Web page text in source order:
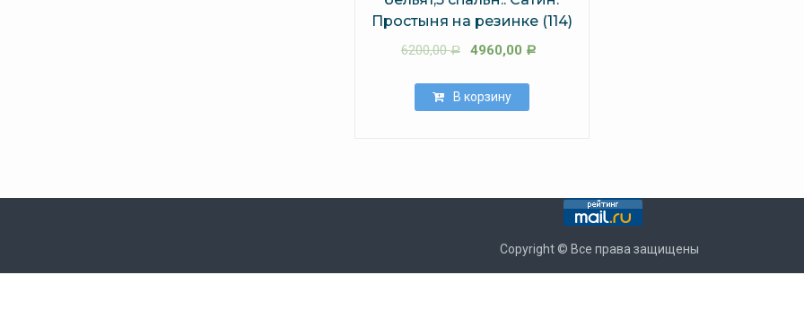
Простыня на резинке (114)
6200,00Р 4960,00 Р
В корзину
Copyright © Все права защищены